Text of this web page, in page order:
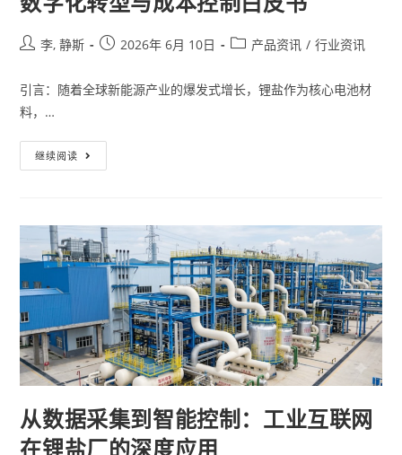
李, 静斯 2026年 6月 10日 产品资讯 / 行业资讯
引言：随着全球新能源产业的爆发式增长，锂盐作为核心电池材
料，…
继续阅读
从数据采集到智能控制：工业互联网
在锂盐厂的深度应用